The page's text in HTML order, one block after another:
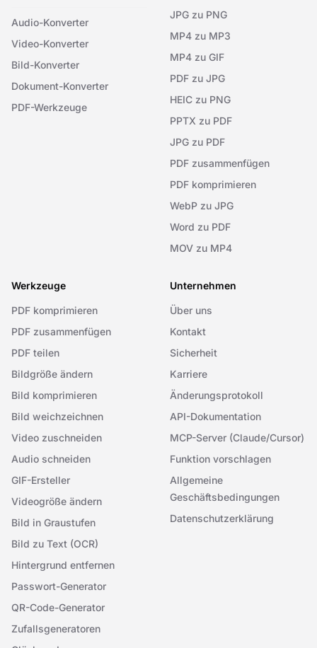
Audio-Konverter
Video-Konverter
Bild-Konverter
Dokument-Konverter
PDF-Werkzeuge
JPG zu PNG
MP4 zu MP3
MP4 zu GIF
PDF zu JPG
HEIC zu PNG
PPTX zu PDF
JPG zu PDF
PDF zusammenfügen
PDF komprimieren
WebP zu JPG
Word zu PDF
MOV zu MP4
Werkzeuge
PDF komprimieren
PDF zusammenfügen
PDF teilen
Bildgröße ändern
Bild komprimieren
Bild weichzeichnen
Video zuschneiden
Audio schneiden
GIF-Ersteller
Videogröße ändern
Bild in Graustufen
Bild zu Text (OCR)
Hintergrund entfernen
Passwort-Generator
QR-Code-Generator
Zufallsgeneratoren
Unternehmen
Über uns
Kontakt
Sicherheit
Karriere
Änderungsprotokoll
API-Dokumentation
MCP-Server (Claude/Cursor)
Funktion vorschlagen
Allgemeine
Geschäftsbedingungen
Datenschutzerklärung